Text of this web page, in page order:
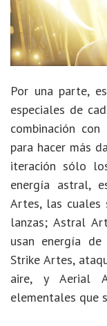
Por una parte,
especiales de
combinación
para hacer más
iteración sólo
energía astral,
Artes, las cuales
lanzas; Astral
usan energía
Strike Artes,
aire, y Aerial
elementales que